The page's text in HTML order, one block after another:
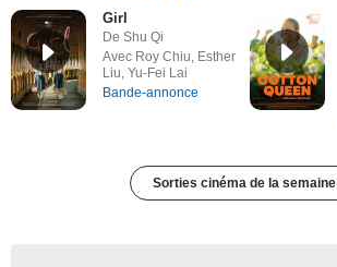
Girl
De Shu Qi
Avec Roy Chiu, Esther
Liu, Yu-Fei Lai
Bande-annonce
Sorties cinéma de la semaine